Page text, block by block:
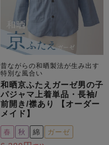
昔ながらの和晒製法が生み出す
特別な風合い
和晒京ふたえガーゼ男の子
パジャマ上着単品・長袖/
前開き/襟あり 【オーダー
メイド】
春 秋 綿 ガーゼ